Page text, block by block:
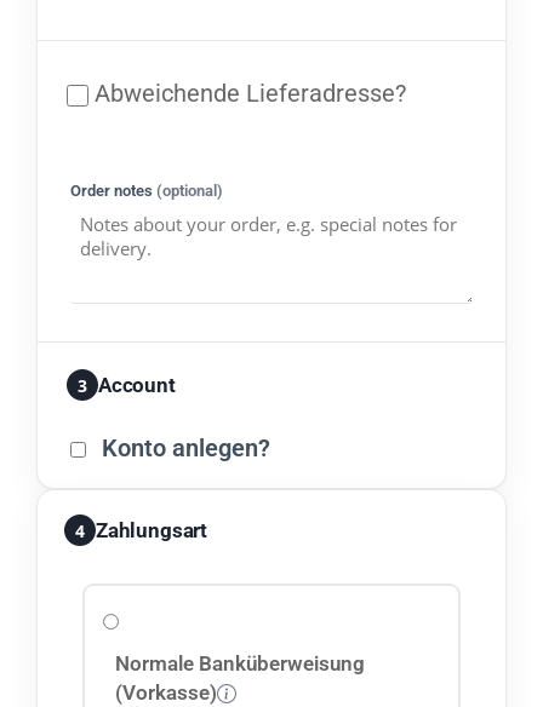
Abweichende Lieferadresse?
Order notes (optional)
3 Account
Konto anlegen?
4 Zahlungsart
Normale Banküberweisung
(Vorkasse)